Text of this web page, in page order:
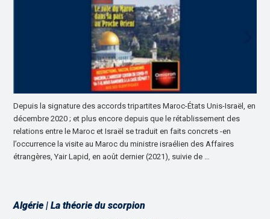
Depuis la signature des accords tripartites Maroc-États Unis-Israël, en
décembre 2020 ; et plus encore depuis que le rétablissement des
relations entre le Maroc et Israël se traduit en faits concrets -en
l’occurrence la visite au Maroc du ministre israélien des Affaires
étrangères, Yair Lapid, en août dernier (2021), suivie de …
Algérie | La théorie du scorpion